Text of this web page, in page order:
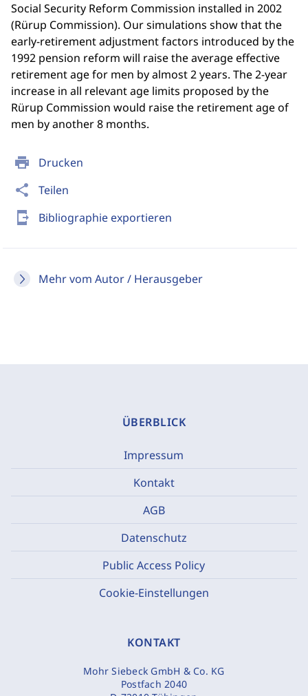
print Drucken
share Teilen
send_to_mobile Bibliographie exportieren
Mehr vom Autor / Herausgeber
Social Security Reform Commission installed in 2002
(Rürup Commission). Our simulations show that the
early-retirement adjustment factors introduced by the
1992 pension reform will raise the average effective
retirement age for men by almost 2 years. The 2-year
increase in all relevant age limits proposed by the
Rürup Commission would raise the retirement age of
men by another 8 months.
ÜBERBLICK
Impressum
Kontakt
AGB
Datenschutz
Public Access Policy
Cookie-Einstellungen
KONTAKT
Mohr Siebeck GmbH & Co. KG
Postfach 2040